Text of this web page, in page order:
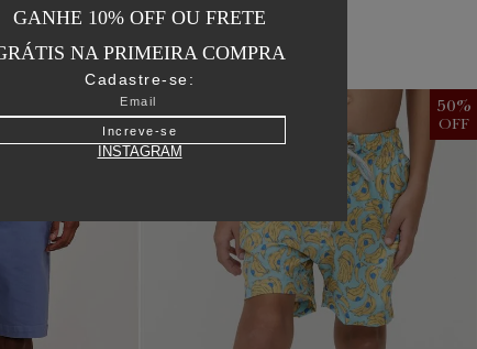
%
OFF
50%
OFF
GANHE 10% OFF OU FRETE
NA PRIMEIRA COMPRA
Cadastre-se:
Increve-se
INSTAGRAM